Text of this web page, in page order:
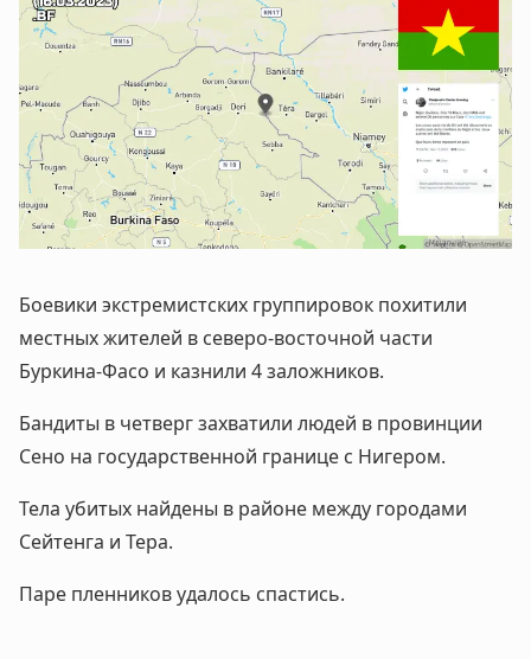
Боевики экстремистских группировок похитили
местных жителей в северо-восточной части
Буркина-Фасо и казнили 4 заложников.
Бандиты в четверг захватили людей в провинции
Сено на государственной границе с Нигером.
Тела убитых найдены в районе между городами
Сейтенга и Тера.
Паре пленников удалось спастись.